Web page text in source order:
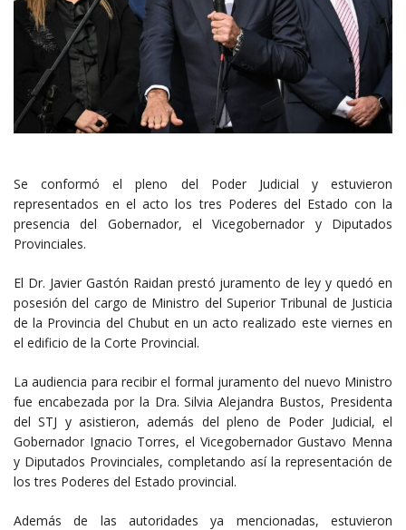
Se conformó el pleno del Poder Judicial y estuvieron
representados en el acto los tres Poderes del Estado con la
presencia del Gobernador, el Vicegobernador y Diputados
Provinciales.
El Dr. Javier Gastón Raidan prestó juramento de ley y quedó en
posesión del cargo de Ministro del Superior Tribunal de Justicia
de la Provincia del Chubut en un acto realizado este viernes en
el edificio de la Corte Provincial.
La audiencia para recibir el formal juramento del nuevo Ministro
fue encabezada por la Dra. Silvia Alejandra Bustos, Presidenta
del STJ y asistieron, además del pleno de Poder Judicial, el
Gobernador Ignacio Torres, el Vicegobernador Gustavo Menna
y Diputados Provinciales, completando así la representación de
los tres Poderes del Estado provincial.
Además de las autoridades ya mencionadas, estuvieron